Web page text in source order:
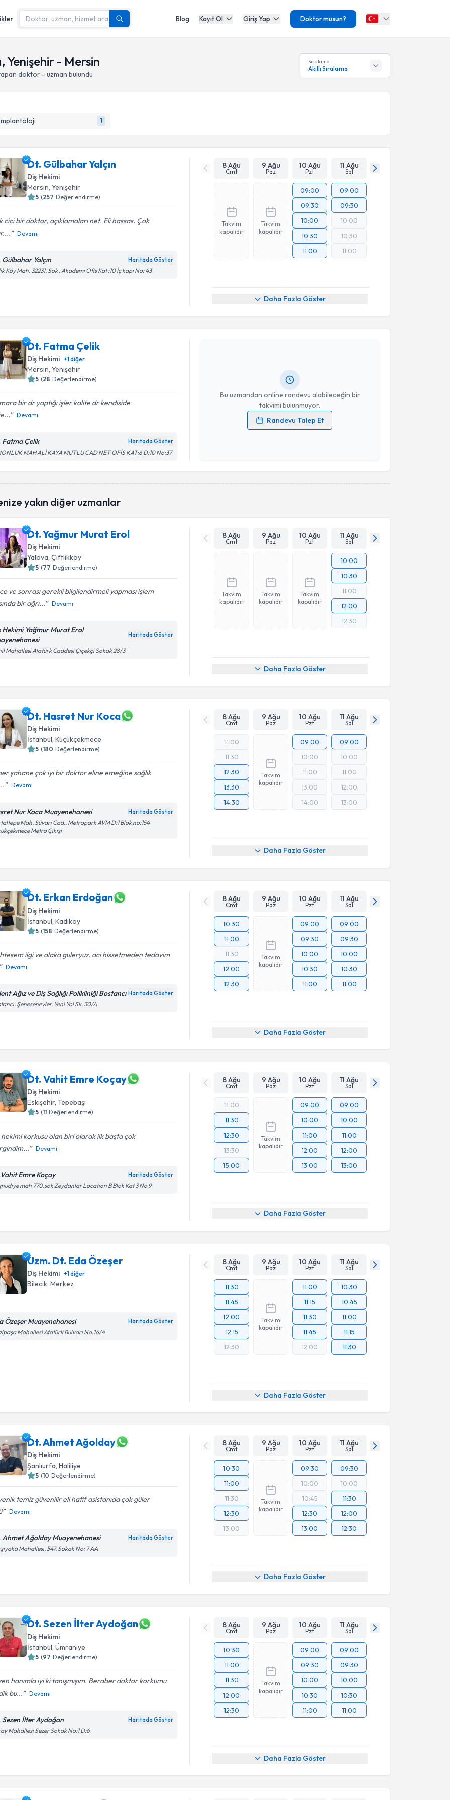
Blog Kayıt Ol Giriş Yap Doktor musun?
Yenişehir - Mersin
doktor - uzman bulundu
Sıralama
Akıllı Sıralama
1
Dt. Gülbahar Yalçın
Diş Hekimi
Mersin, Yenişehir
5 (257 Değerlendirme)
cici bir doktor, açıklamaları net. Eli hassas. Çok
Devamı
Gülbahar Yalçın Haritada Göster
Köy Mah. 32231. Sok . Akademi Ofis Kat :10 İç kapı No: 43
8 Ağu
Cmt
9 Ağu
Paz
10 Ağu
Pzt
11 Ağu
Sal
Takvim
kapalıdır
Takvim
kapalıdır
09:00
09:30
10:00
10:30
11:00
09:00
09:30
10:00
10:30
11:00
Daha Fazla Göster
Dt. Fatma Çelik
Diş Hekimi +1diğer
Mersin , Yenişehir
5 (28 Değerlendirme)
bir dr yaptığı işler kalite dr kendiside
Devamı
Fatma Çelik Haritada Göster
MAH ALİ KAYA MUTLU CAD NET OFİS KAT:6 D:10 No:37
Bu uzmandan online randevu alabileceğin bir
takvimi bulunmuyor.
Randevu Talep Et
Randevu Takvimi Talebi
Dt. Fatma Çelik
Kişisel verilerimin işlenmesine ilişkinAydınlatma Metni
Takvim Talebini Gönder
yakın diğer uzmanlar
Dt. Yağmur Murat Erol
Diş Hekimi
Yalova , Çiftlikköy
5 (77 Değerlendirme)
ve sonrası gerekli bilgilendirmeli yapması işlem
bir ağrı...
Devamı
Hekimi Yağmur Murat Erol
Haritada Göster
Mahallesi Atatürk Caddesi Çiçekçi Sokak 28/3
8 Ağu
Cmt
9 Ağu
Paz
10 Ağu
Pzt
11 Ağu
Sal
Takvim
kapalıdır
Takvim
kapalıdır
Takvim
kapalıdır
10:00
10:30
11:00
12:00
12:30
Daha Fazla Göster
Dt. Hasret Nur Koca
Diş Hekimi
İstanbul, Küçükçekmece
5 (180 Değerlendirme)
şahane çok iyi bir doktor eline emeğine sağlık
Devamı
Nur Koca Muayenehanesi Haritada Göster
Mah. Süvari Cad.. Metropark AVM D:1 Blok no:154
Metro Çıkışı
8 Ağu
Cmt
9 Ağu
Paz
10 Ağu
Pzt
11 Ağu
Sal
11:00
11:30
12:30
13:30
14:30
Takvim
kapalıdır
09:00
10:00
11:00
13:00
14:00
09:00
10:00
11:00
12:00
13:00
Daha Fazla Göster
Dt. Erkan Erdoğan
Diş Hekimi
İstanbul , Kadıköy
5 (158 Değerlendirme)
ilgi ve alaka guleryuz. aci hissetmeden tedavim
Devamı
Ağız ve Diş Sağlığı Polikliniği Bostancı Haritada Göster
Şenesenevler, Yeni Yol Sk. 30/A
8 Ağu
Cmt
9 Ağu
Paz
10 Ağu
Pzt
11 Ağu
Sal
10:30
11:00
11:30
12:00
12:30
Takvim
kapalıdır
09:00
09:30
10:00
10:30
11:00
09:00
09:30
10:00
10:30
11:00
Daha Fazla Göster
Dt. Vahit Emre Koçay
Diş Hekimi
Eskişehir, Tepebaşı
5 (11 Değerlendirme)
hekimi korkusu olan biri olarak ilk başta çok
Devamı
Emre Koçay Haritada Göster
mah 770.sok Zeydanlar Location B Blok Kat 3 No 9
8 Ağu
Cmt
9 Ağu
Paz
10 Ağu
Pzt
11 Ağu
Sal
11:00
11:30
12:30
13:30
15:00
Takvim
kapalıdır
09:00
10:00
11:00
12:00
13:00
09:00
10:00
11:00
12:00
13:00
Daha Fazla Göster
Uzm. Dt. Eda Özeşer
Diş Hekimi +1diğer
Bilecik , Merkez
Özeşer Muayenehanesi Haritada Göster
Mahallesi Atatürk Bulvarı No:16/4
8 Ağu
Cmt
9 Ağu
Paz
10 Ağu
Pzt
11 Ağu
Sal
11:30
11:45
12:00
12:15
12:30
Takvim
kapalıdır
11:00
11:15
11:30
11:45
12:00
10:30
10:45
11:00
11:15
11:30
Daha Fazla Göster
Dt. Ahmet Ağolday
Diş Hekimi
Şanlıurfa, Haliliye
5 (10 Değerlendirme)
temiz güvenilir eli hafif asistanıda çok güler
Devamı
Ahmet Ağolday Muayenehanesi Haritada Göster
Mahallesi, 547. Sokak No: 7 AA
8 Ağu
Cmt
9 Ağu
Paz
10 Ağu
Pzt
11 Ağu
Sal
10:30
11:00
11:30
12:30
13:00
Takvim
kapalıdır
09:30
10:00
10:45
12:30
13:00
09:30
10:00
11:30
12:00
12:30
Daha Fazla Göster
Dt. Sezen İlter Aydoğan
Diş Hekimi
İstanbul , Ümraniye
5 (97 Değerlendirme)
hanımla iyi ki tanışmışım. Beraber doktor korkumu
bu...
Devamı
Sezen İlter Aydoğan Haritada Göster
Mahallesi Sezer Sokak No:1 D:6
8 Ağu
Cmt
9 Ağu
Paz
10 Ağu
Pzt
11 Ağu
Sal
10:30
11:00
11:30
12:00
12:30
Takvim
kapalıdır
09:00
09:30
10:00
10:30
11:00
09:00
09:30
10:00
10:30
11:00
Daha Fazla Göster